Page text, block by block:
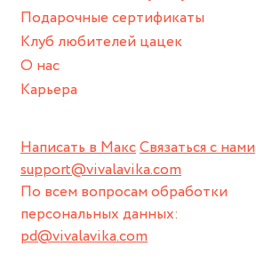
Написать в МаксСвязаться с нами
support@vivalavika.com
По всем вопросам обработки
персональных данных:
pd@vivalavika.com
Подарочные сертификаты
Клуб любителей цацек
О нас
Карьера